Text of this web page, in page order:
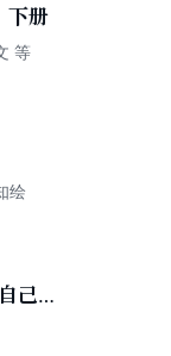
下册
等
绘
己